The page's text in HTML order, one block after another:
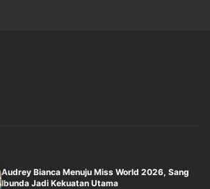
Audrey Bianca Menuju Miss World 2026, Sang
Ibunda Jadi Kekuatan Utama